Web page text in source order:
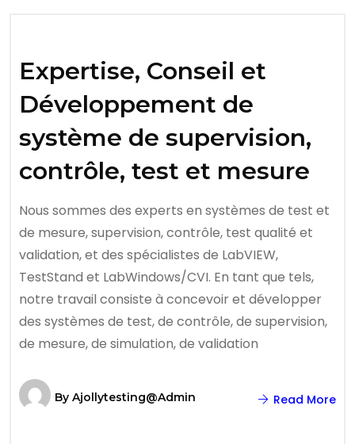
Expertise, Conseil et
Développement de
système de supervision,
contrôle, test et mesure
Nous sommes des experts en systèmes de test et
de mesure, supervision, contrôle, test qualité et
validation, et des spécialistes de LabVIEW,
TestStand et LabWindows/CVI. En tant que tels,
notre travail consiste à concevoir et développer
des systèmes de test, de contrôle, de supervision,
de mesure, de simulation, de validation
By Ajollytesting@admin Read More